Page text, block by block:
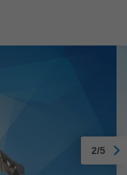
2/5